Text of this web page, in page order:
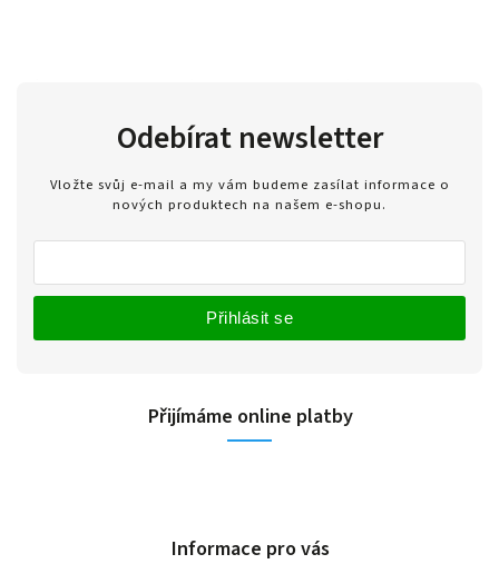
Odebírat newsletter
Vložte svůj e-mail a my vám budeme zasílat informace o
nových produktech na našem e-shopu.
Přihlásit se
Přijímáme online platby
Informace pro vás